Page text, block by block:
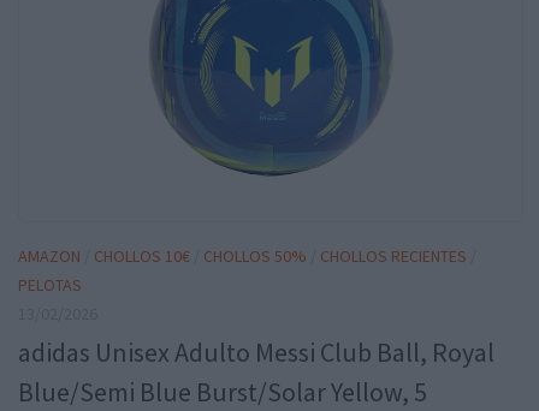
AMAZON CHOLLOS 10€ CHOLLOS 50% CHOLLOS RECIENTES
PELOTAS
adidas Unisex Adulto Messi Club Ball, Royal
Blue/Semi Blue Burst/Solar Yellow, 5